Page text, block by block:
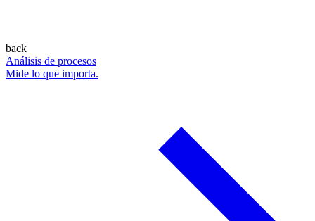
back
Análisis de procesos
Mide lo que importa.